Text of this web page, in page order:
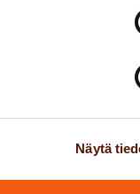
Näytä